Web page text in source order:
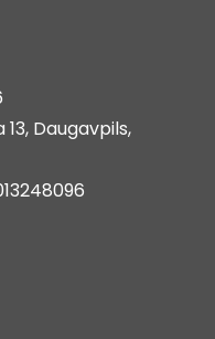
Daugavpils,